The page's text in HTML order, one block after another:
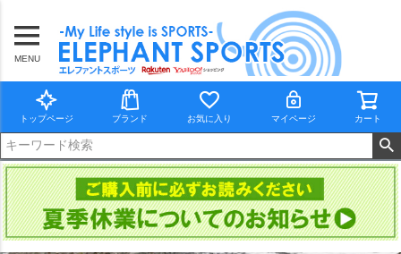
MENU
トップページ ブランド お気に入り マイページ カート